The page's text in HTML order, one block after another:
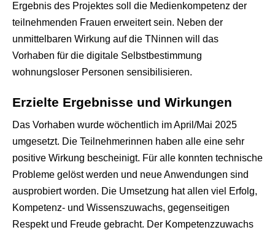
Ergebnis des Projektes soll die Medienkompetenz der
teilnehmenden Frauen erweitert sein. Neben der
unmittelbaren Wirkung auf die TNinnen will das
Vorhaben für die digitale Selbstbestimmung
wohnungsloser Personen sensibilisieren.
Erzielte Ergebnisse und Wirkungen
Das Vorhaben wurde wöchentlich im April/Mai 2025
umgesetzt. Die Teilnehmerinnen haben alle eine sehr
positive Wirkung bescheinigt. Für alle konnten technische
Probleme gelöst werden und neue Anwendungen sind
ausprobiert worden. Die Umsetzung hat allen viel Erfolg,
Kompetenz- und Wissenszuwachs, gegenseitigen
Respekt und Freude gebracht. Der Kompetenzzuwachs